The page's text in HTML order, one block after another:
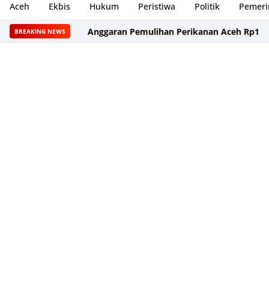
Aceh Ekbis Hukum Peristiwa Politik
BREAKING NEWSAnggaran Pemulihan Perikanan Aceh Rp1,5